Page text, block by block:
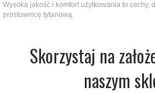
Wysoka jakość i komfort użytkowania to cechy,
prostownicę tytanową.
Skorzystaj na
naszym